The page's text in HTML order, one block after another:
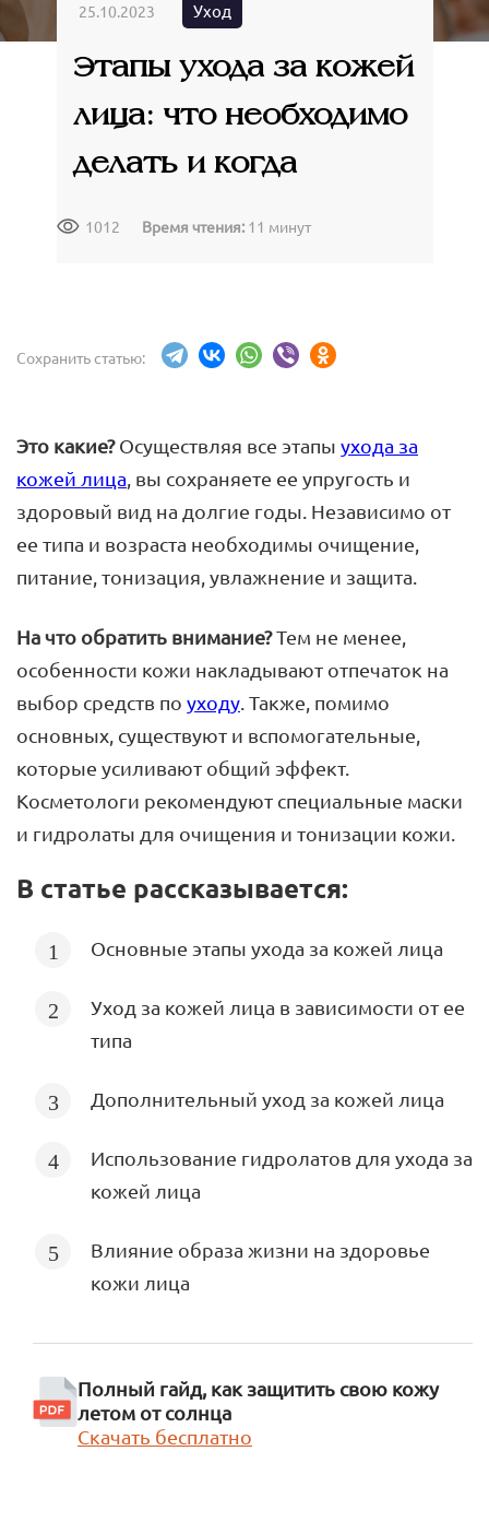
Губы
Товары для путешествий
Команда
Доставка
Контакты
АВТОРИЗАЦИЯ
25.10.2023 Уход
Этапы ухода за кожей
лица: что необходимо
делать и когда
1012 Время чтения:11 минут
Сохранить статью:
Это какие?Осуществляя все этапы ухода за
кожей лица , вы сохраняете ее упругость и
здоровый вид на долгие годы. Независимо от
ее типа и возраста необходимы очищение,
питание, тонизация, увлажнение и защита.
На что обратить внимание?Тем не менее,
особенности кожи накладывают отпечаток на
выбор средств по уходу . Также, помимо
основных, существуют и вспомогательные,
которые усиливают общий эффект.
Косметологи рекомендуют специальные маски
и гидролаты для очищения и тонизации кожи.
В статье рассказывается:
Основные этапы ухода за кожей лица
Уход за кожей лица в зависимости от ее
типа
Дополнительный уход за кожей лица
Использование гидролатов для ухода за
кожей лица
Влияние образа жизни на здоровье
кожи лица
Полный гайд, как защитить свою кожу
летом от солнца
Скачать бесплатно